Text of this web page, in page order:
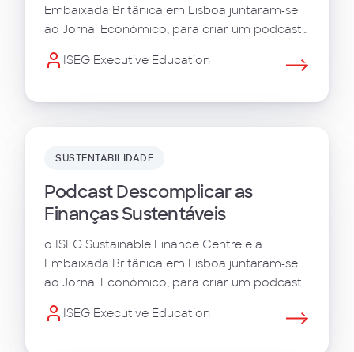
Embaixada Britânica em Lisboa juntaram-se
ao Jornal Económico, para criar um podcast
Finanças Sustentáveis".
ISEG Executive Education
SUSTENTABILIDADE
Podcast Descomplicar as
Finanças Sustentáveis
o ISEG Sustainable Finance Centre e a
Embaixada Britânica em Lisboa juntaram-se
ao Jornal Económico, para criar um podcast
Finanças Sustentáveis".
ISEG Executive Education